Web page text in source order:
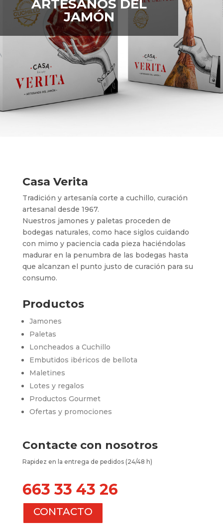
ARTESANOS DEL
JAMÓN
Casa Verita
Tradición y artesanía corte a cuchillo, curación
artesanal desde 1967.
Nuestros jamones y paletas proceden de
bodegas naturales, como hace siglos cuidando
con mimo y paciencia cada pieza haciéndolas
madurar en la penumbra de las bodegas hasta
que alcanzan el punto justo de curación para su
consumo.
Productos
Jamones
Paletas
Loncheados a Cuchillo
Embutidos ibéricos de bellota
Maletines
Lotes y regalos
Productos Gourmet
Ofertas y promociones
Contacte con nosotros
Rapidez en la entrega de pedidos (24/48 h)
663 33 43 26
CONTACTO